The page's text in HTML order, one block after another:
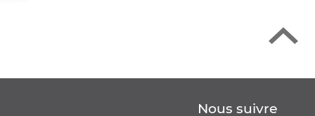
Nous suivre